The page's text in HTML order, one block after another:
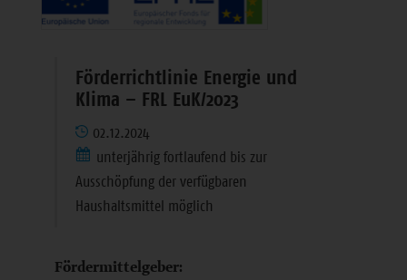
Förderrichtlinie Energie und
Klima – FRL EuK/2023
02.12.2024
unterjährig fortlaufend bis zur
Ausschöpfung der verfügbaren
Haushaltsmittel möglich
Fördermittelgeber: